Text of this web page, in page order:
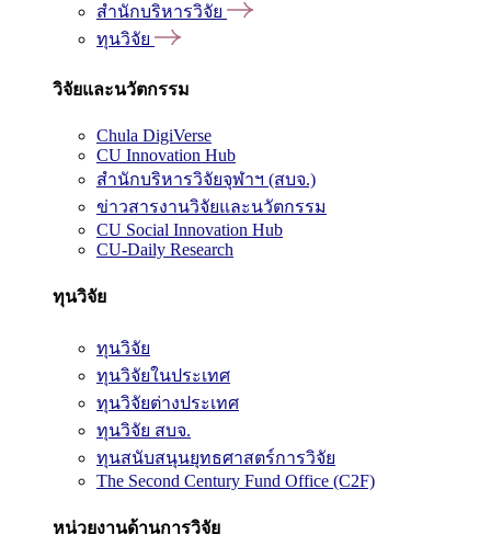
สำนักบริหารวิจัย
ทุนวิจัย
วิจัยและนวัตกรรม
Chula DigiVerse
CU Innovation Hub
สำนักบริหารวิจัยจุฬาฯ (สบจ.)
ข่าวสารงานวิจัยและนวัตกรรม
CU Social Innovation Hub
CU-Daily Research
ทุนวิจัย
ทุนวิจัย
ทุนวิจัยในประเทศ
ทุนวิจัยต่างประเทศ
ทุนวิจัย สบจ.
ทุนสนับสนุนยุทธศาสตร์การวิจัย
The Second Century Fund Office (C2F)
หน่วยงานด้านการวิจัย